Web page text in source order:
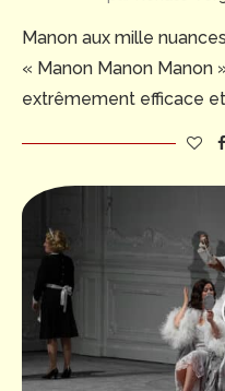
Manon aux mille
« Manon Manon Manon
extrêmement efficace